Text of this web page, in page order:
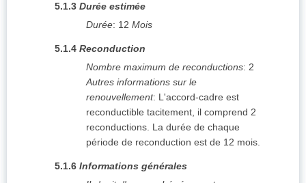
5.1.3 Durée estimée
Durée: 12 Mois
5.1.4 Reconduction
Nombre maximum de reconductions: 2
Autres informations sur le
renouvellement: L'accord-cadre est
reconductible tacitement, il comprend 2
reconductions. La durée de chaque
période de reconduction est de 12 mois.
5.1.6 Informations générales